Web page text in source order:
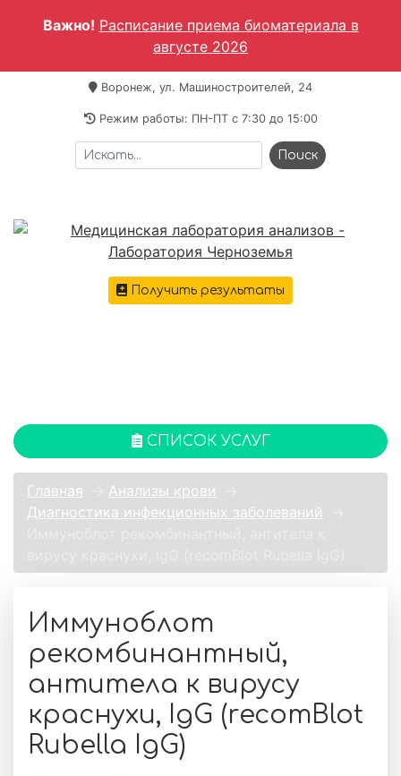
Важно! Расписание приема биоматериала в
августе 2026
Воронеж, ул. Машиностроителей, 24
Режим работы: ПН-ПТ c 7:30 до 15:00
Получить результаты
СПИСОК УСЛУГ
Главная Анализы крови
Диагностика инфекционных заболеваний
Иммуноблот
рекомбинантный,
антитела к вирусу
краснухи, IgG (recomBlot
Rubella IgG)